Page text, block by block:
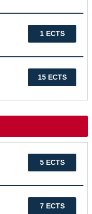
1 ECTS
15 ECTS
5 ECTS
7 ECTS